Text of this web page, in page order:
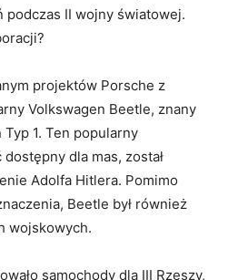
podczas II wojny⁤ światowej.
projektów Porsche z
⁤Volkswagen‌ Beetle, znany
1. Ten popularny
dla ​mas, został
Adolfa⁢ Hitlera. Pomimo
Beetle był również
wojskowych.
samochody dla III Rzeszy,